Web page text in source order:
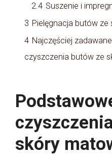
2.4 Suszenie i
3 Pielęgnacja butów
4 Najczęściej
czyszczenia butów ze
skóry